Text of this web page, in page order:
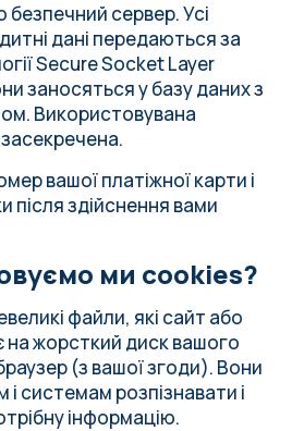
сервер. Усі
дані передаються за
Secure Socket Layer
заносяться у базу даних з
Використовувана
вашої платіжної карти і
після здійснення вами
ми cookies?
файли, які сайт або
на жорсткий диск вашого
(з вашої згоди). Вони
системам розпізнавати і
інформацію.